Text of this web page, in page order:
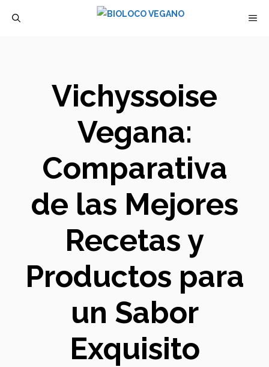
Vichyssoise
Vegana:
Comparativa
de las Mejores
Recetas y
Productos para
un Sabor
Exquisito